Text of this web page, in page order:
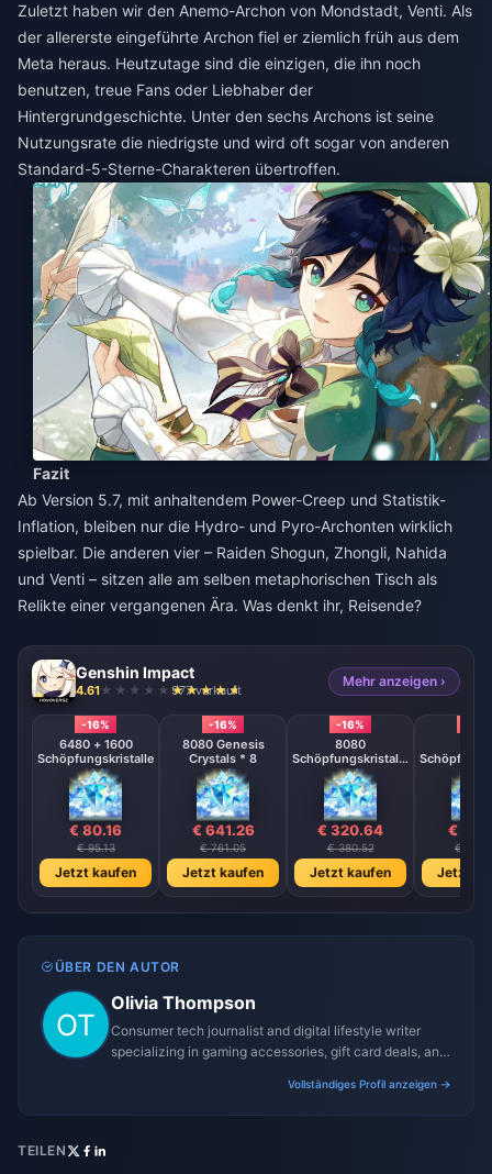
Zuletzt haben wir den Anemo-Archon von Mondstadt, Venti. Als
der allererste eingeführte Archon fiel er ziemlich früh aus dem
Meta heraus. Heutzutage sind die einzigen, die ihn noch
benutzen, treue Fans oder Liebhaber der
Hintergrundgeschichte. Unter den sechs Archons ist seine
Nutzungsrate die niedrigste und wird oft sogar von anderen
Standard-5-Sterne-Charakteren übertroffen.
Fazit
Ab Version 5.7, mit anhaltendem Power-Creep und Statistik-
Inflation, bleiben nur die Hydro- und Pyro-Archonten wirklich
spielbar. Die anderen vier – Raiden Shogun, Zhongli, Nahida
und Venti – sitzen alle am selben metaphorischen Tisch als
Relikte einer vergangenen Ära. Was denkt ihr, Reisende?
Genshin Impact
4.61 977 verkauft
Mehr anzeigen ›
-16%
6480 + 1600
Schöpfungskristalle
€ 80.16
€ 95.13
Jetzt kaufen
-16%
8080 Genesis
Crystals * 8
€ 641.26
€ 761.05
Jetzt kaufen
-16%
8080
Schöpfungskristalle
* 4
€ 320.64
€ 380.52
Jetzt kaufen
€
€
Jetzt
ÜBER DEN AUTOR
Olivia Thompson
Consumer tech journalist and digital lifestyle writer
specializing in gaming accessories, gift card deals, and
Vollständiges Profil anzeigen →
TEILEN